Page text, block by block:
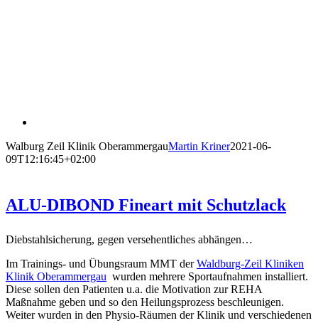
Walburg Zeil Klinik OberammergauMartin Kriner2021-06-
09T12:16:45+02:00
ALU-DIBOND Fineart mit Schutzlack
Diebstahlsicherung, gegen versehentliches abhängen…
Im Trainings- und Übungsraum MMT derWaldburg-Zeil Kliniken
Klinik Oberammergau wurden mehrere Sportaufnahmen installiert.
Diese sollen den Patienten u.a. die Motivation zur REHA
Maßnahme geben und so den Heilungsprozess beschleunigen.
Weiter wurden in den Physio-Räumen der Klinik und verschiedenen